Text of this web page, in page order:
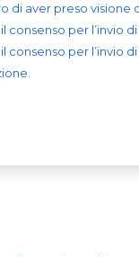
di aver preso visione
consenso per l’invio
consenso per l’invio